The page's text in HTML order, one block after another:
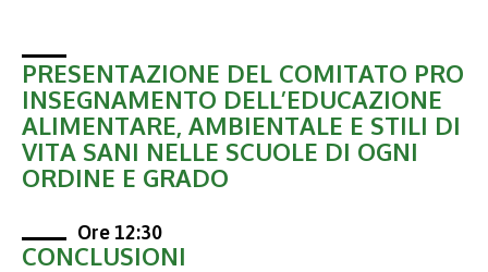
PRESENTAZIONE DEL COMITATO PRO
INSEGNAMENTO DELL’EDUCAZIONE
ALIMENTARE, AMBIENTALE E STILI DI
VITA SANI NELLE SCUOLE DI OGNI
ORDINE E GRADO
Ore 12:30
CONCLUSIONI